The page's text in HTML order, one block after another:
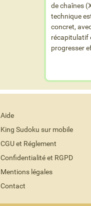
de chaînes
technique
concret,
récapitulatif
progresser
Aide
King Sudoku sur mobile
CGU et Réglement
Confidentialité et RGPD
Mentions légales
Contact